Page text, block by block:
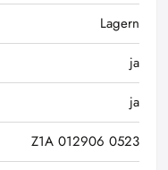
Lagern
ja
ja
Z1A 012906 0523